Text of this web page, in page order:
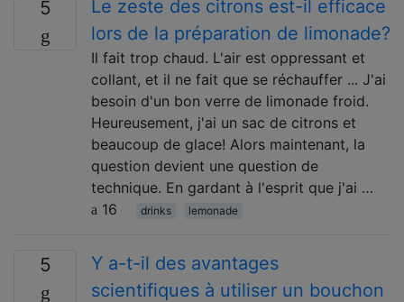
5
Le zeste des citrons est-il efficace
lors de la préparation de limonade?
Il fait trop chaud. L'air est oppressant et
collant, et il ne fait que se réchauffer ... J'ai
besoin d'un bon verre de limonade froid.
Heureusement, j'ai un sac de citrons et
beaucoup de glace! Alors maintenant, la
question devient une question de
technique. En gardant à l'esprit que j'ai …
16
drinks lemonade
5
Y a-t-il des avantages
scientifiques à utiliser un bouchon